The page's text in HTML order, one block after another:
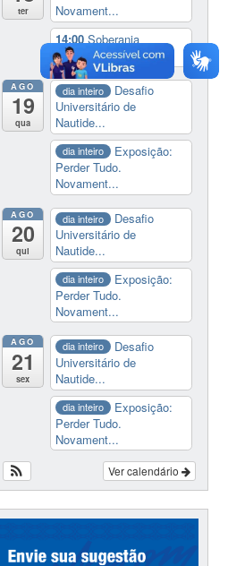
ter
Novament...
14:00Soberania
tecnológica e digital
AGO
19
qua
dia inteiro
Desafio
Universitário de
Nautide...
dia inteiro
Exposição:
Perder Tudo.
Novament...
AGO
20
qui
dia inteiro
Desafio
Universitário de
Nautide...
dia inteiro
Exposição:
Perder Tudo.
Novament...
AGO
21
sex
dia inteiro
Desafio
Universitário de
Nautide...
dia inteiro
Exposição:
Perder Tudo.
Novament...
Ver calendário